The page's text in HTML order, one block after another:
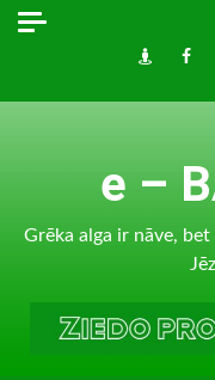
Skip
e –
Grēka alga ir nāve,